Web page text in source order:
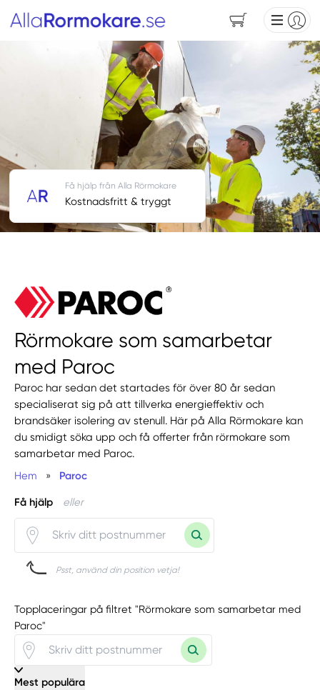
Rörmokare som samarbetar
med Paroc
Paroc har sedan det startades för över 80 år sedan
specialiserat sig på att tillverka energieffektiv och
brandsäker isolering av stenull. Här på Alla Rörmokare kan
du smidigt söka upp och få offerter från rörmokare som
samarbetar med Paroc.
Hem
» Paroc
Få hjälp eller
Psst, använd din position vetja!
Få hjälp från Alla Rörmokare
Kostnadsfritt & tryggt
Topplaceringar på filtret "Rörmokare som samarbetar med
Paroc"
Mest populära